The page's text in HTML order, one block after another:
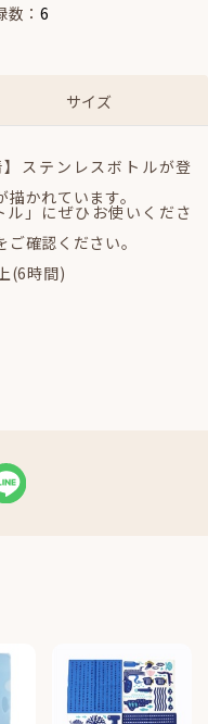
数：6
サイズ
ステンレスボトルが登
かれています。
」にぜひお使いくださ
確認ください。
(6時間)